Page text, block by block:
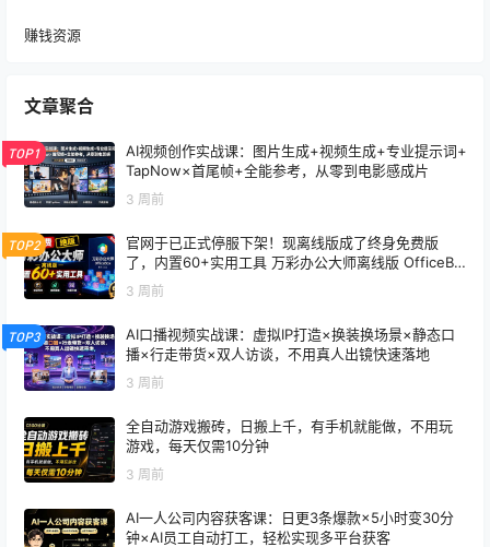
赚钱资源
文章聚合
TOP1
AI视频创作实战课：图片生成+视频生成+专业提示词+
TapNow×首尾帧+全能参考，从零到电影感成片
3 周前
TOP2
官网于已正式停服下架！现离线版成了终身免费版
了，内置60+实用工具 万彩办公大师离线版 OfficeBo
3 周前
TOP3
AI口播视频实战课：虚拟IP打造×换装换场景×静态口
播×行走带货×双人访谈，不用真人出镜快速落地
3 周前
全自动游戏搬砖，日搬上千，有手机就能做，不用玩
游戏，每天仅需10分钟
3 周前
AI一人公司内容获客课：日更3条爆款×5小时变30分
钟×AI员工自动打工，轻松实现多平台获客